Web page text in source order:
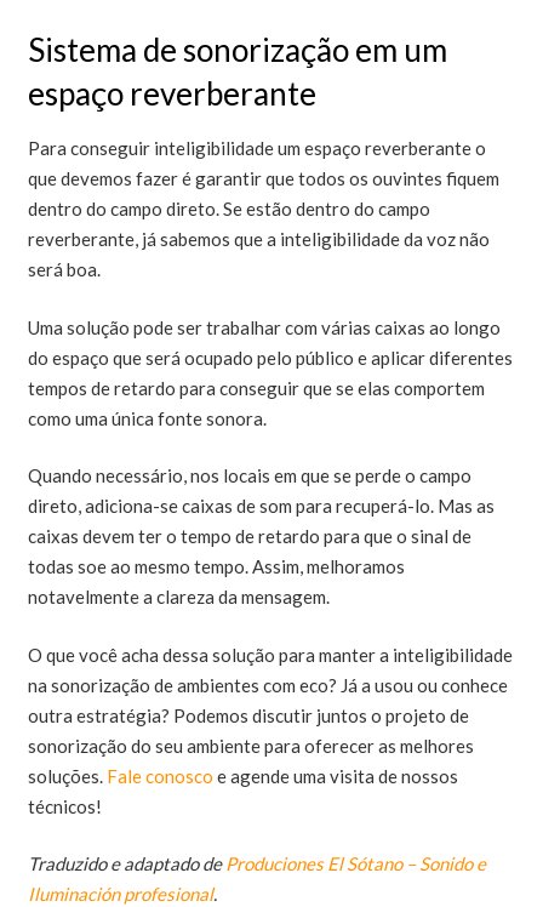
Sistema de sonorização em um
espaço reverberante
Para conseguir inteligibilidade um espaço reverberante o
que devemos fazer é garantir que todos os ouvintes fiquem
dentro do campo direto. Se estão dentro do campo
reverberante, já sabemos que a inteligibilidade da voz não
será boa.
Uma solução pode ser trabalhar com várias caixas ao longo
do espaço que será ocupado pelo público e aplicar diferentes
tempos de retardo para conseguir que se elas comportem
como uma única fonte sonora.
Quando necessário, nos locais em que se perde o campo
direto, adiciona-se caixas de som para recuperá-lo. Mas as
caixas devem ter o tempo de retardo para que o sinal de
todas soe ao mesmo tempo. Assim, melhoramos
notavelmente a clareza da mensagem.
O que você acha dessa solução para manter a inteligibilidade
na sonorização de ambientes com eco? Já a usou ou conhece
outra estratégia? Podemos discutir juntos o projeto de
sonorização do seu ambiente para oferecer as melhores
soluções. Fale conosco e agende uma visita de nossos
técnicos!
Traduzido e adaptado deProduciones El Sótano – Sonido e
Iluminación profesional.